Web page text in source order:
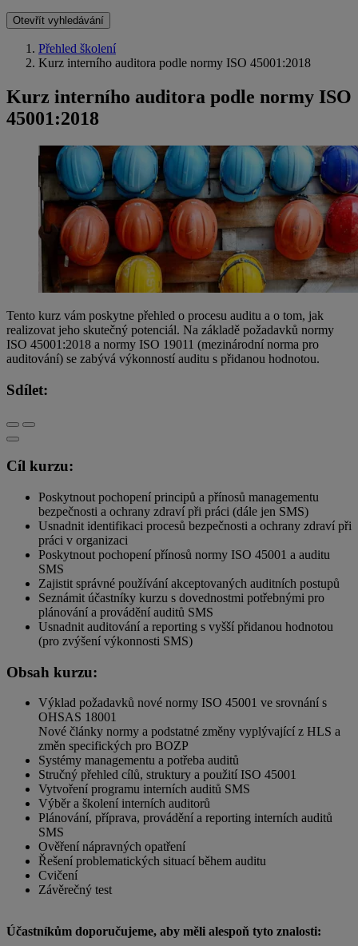
Otevřít vyhledávání
Přehled školení
Kurz interního auditora podle normy ISO 45001:2018
Kurz interního auditora podle normy ISO
45001:2018
Tento kurz vám poskytne přehled o procesu auditu a o tom, jak
realizovat jeho skutečný potenciál. Na základě požadavků normy
ISO 45001:2018 a normy ISO 19011 (mezinárodní norma pro
auditování) se zabývá výkonností auditu s přidanou hodnotou.
Sdílet:
Cíl kurzu:
Poskytnout pochopení principů a přínosů managementu
bezpečnosti a ochrany zdraví při práci (dále jen SMS)
Usnadnit identifikaci procesů bezpečnosti a ochrany zdraví při
práci v organizaci
Poskytnout pochopení přínosů normy ISO 45001 a auditu
SMS
Zajistit správné používání akceptovaných auditních postupů
Seznámit účastníky kurzu s dovednostmi potřebnými pro
plánování a provádění auditů SMS
Usnadnit auditování a reporting s vyšší přidanou hodnotou
(pro zvýšení výkonnosti SMS)
Obsah kurzu:
Výklad požadavků nové normy ISO 45001 ve srovnání s
OHSAS 18001
Nové články normy a podstatné změny vyplývající z HLS a
změn specifických pro BOZP
Systémy managementu a potřeba auditů
Stručný přehled cílů, struktury a použití ISO 45001
Vytvoření programu interních auditů SMS
Výběr a školení interních auditorů
Plánování, příprava, provádění a reporting interních auditů
SMS
Ověření nápravných opatření
Řešení problematických situací během auditu
Cvičení
Závěrečný test
Účastníkům doporučujeme, aby měli alespoň tyto znalosti: